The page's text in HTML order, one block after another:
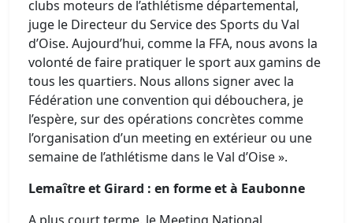
clubs moteurs de l’athlétisme départemental,
juge le Directeur du Service des Sports du Val
d’Oise. Aujourd’hui, comme la FFA, nous avons la
volonté de faire pratiquer le sport aux gamins de
tous les quartiers. Nous allons signer avec la
Fédération une convention qui débouchera, je
l’espère, sur des opérations concrètes comme
l’organisation d’un meeting en extérieur ou une
semaine de l’athlétisme dans le Val d’Oise ».
Lemaître et Girard : en forme et à Eaubonne